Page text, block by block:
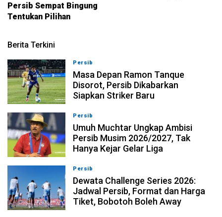
Persib Sempat Bingung
Tentukan Pilihan
Berita Terkini
Persib
Masa Depan Ramon Tanque
Disorot, Persib Dikabarkan
Siapkan Striker Baru
Persib
Umuh Muchtar Ungkap Ambisi
Persib Musim 2026/2027, Tak
Hanya Kejar Gelar Liga
Persib
Dewata Challenge Series 2026:
Jadwal Persib, Format dan Harga
Tiket, Bobotoh Boleh Away